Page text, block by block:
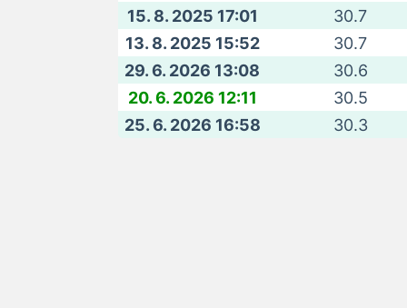
15. 8. 2025 17:01
30.7
13. 8. 2025 15:52
30.7
29. 6. 2026 13:08
30.6
20. 6. 2026 12:11
30.5
25. 6. 2026 16:58
30.3